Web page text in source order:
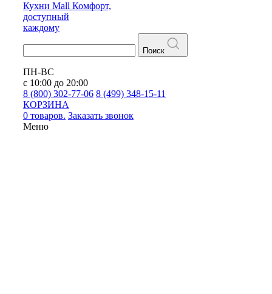
Кухни Mall Комфорт,
доступный
каждому
Поиск
ПН-ВС
с 10:00 до 20:00
8 (800) 302-77-06 8 (499) 348-15-11
КОРЗИНА
0 товаров. Заказать звонок
Меню